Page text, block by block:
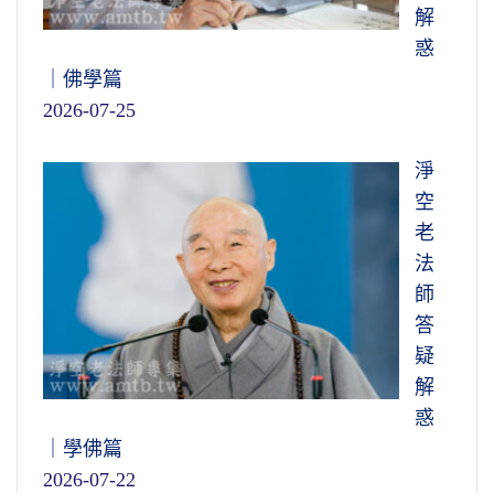
解
惑
｜佛學篇
2026-07-25
淨
空
老
法
師
答
疑
解
惑
｜學佛篇
2026-07-22